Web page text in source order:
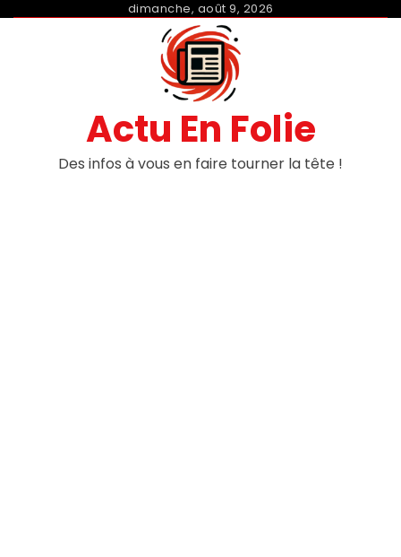
dimanche, août 9, 2026
Actu En Folie
Des infos à vous en faire tourner la tête !